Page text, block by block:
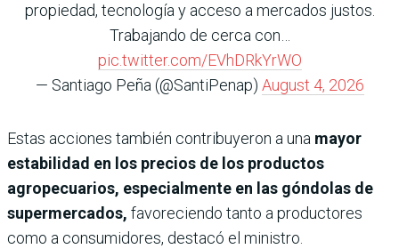
propiedad, tecnología y acceso a mercados justos.
Trabajando de cerca con…
pic.twitter.com/EVhDRkYrWO
— Santiago Peña (@SantiPenap) August 4, 2026
Estas acciones también contribuyeron a una mayor
estabilidad en los precios de los productos
agropecuarios, especialmente en las góndolas de
supermercados, favoreciendo tanto a productores
como a consumidores, destacó el ministro.